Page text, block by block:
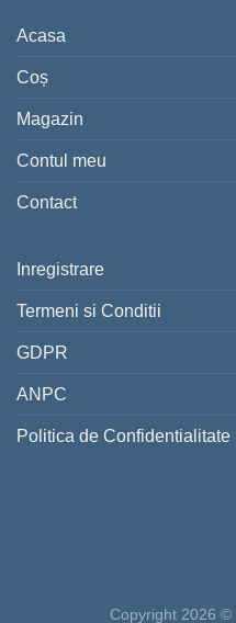
Acasa
Coș
Magazin
Contul meu
Contact
Inregistrare
Termeni si Conditii
GDPR
ANPC
Politica de Confidentialitate
Copyright 2026 ©